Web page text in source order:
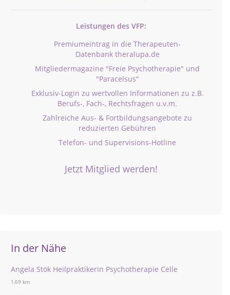
Leistungen des VFP:
Premiumeintrag in die Therapeuten-
Datenbank theralupa.de
Mitgliedermagazine "Freie Psychotherapie" und
"Paracelsus"
Exklusiv-Login zu wertvollen Informationen zu z.B.
Berufs-, Fach-, Rechtsfragen u.v.m.
Zahlreiche Aus- & Fortbildungsangebote zu
reduzierten Gebühren
Telefon- und Supervisions-Hotline
Jetzt Mitglied werden!
In der Nähe
Angela Stök Heilpraktikerin Psychotherapie Celle
1,69 km